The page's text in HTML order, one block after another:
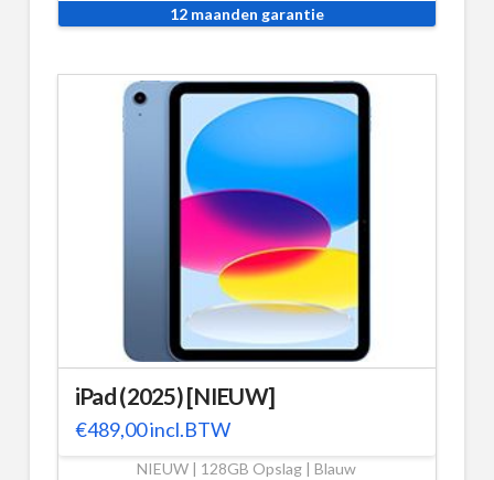
12 maanden garantie
iPad (2025) [NIEUW]
€489,00incl.BTW
NIEUW | 128GB Opslag | Blauw